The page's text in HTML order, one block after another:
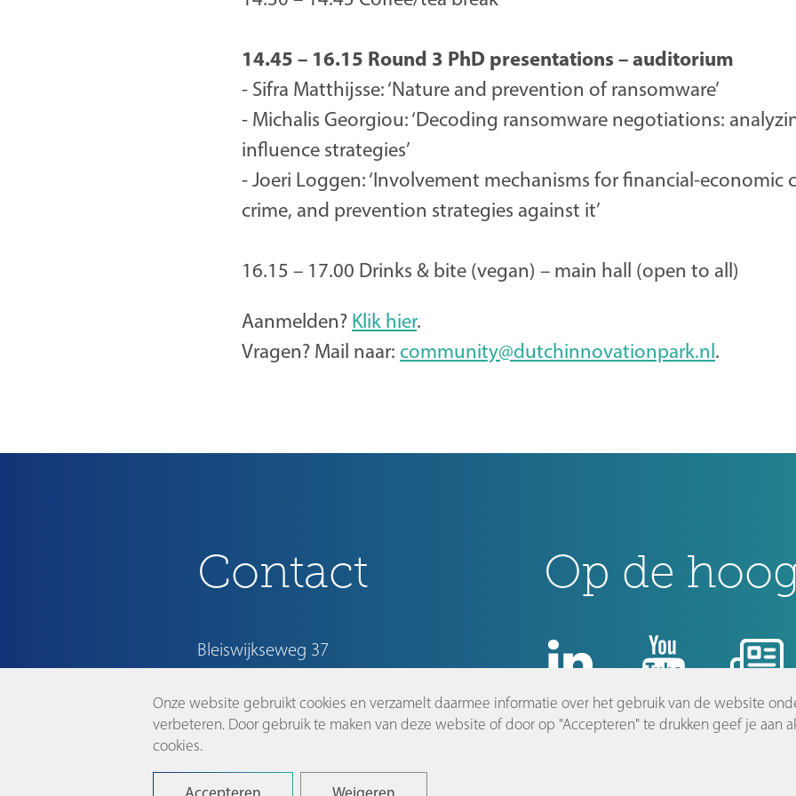
Onze website gebruikt cookies en verzamelt daarmee informatie over het gebruik van de website
verbeteren. Door gebruik te maken van deze website of door op "Accepteren" te drukken geef je aan
cookies.
14.45 – 16.15 Round 3 PhD presentations – auditorium
- Sifra Matthijsse: ‘Nature and prevention of ransomware’
- Michalis Georgiou: ‘Decoding ransomware negotiations:
influence strategies’
- Joeri Loggen: ‘Involvement mechanisms for financial-economic
crime, and prevention strategies against it’
16.15 – 17.00 Drinks & bite (vegan) – main hall (open to all)
Aanmelden? Klik hier.
Vragen? Mail naar: community@dutchinnovationpark.nl.
Contact
Bleiswijkseweg 37
info@dutchinnovationpark.nl
Op de